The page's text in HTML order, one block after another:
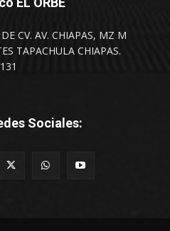
CV. AV. CHIAPAS, MZ M
TAPACHULA CHIAPAS.
Sociales: